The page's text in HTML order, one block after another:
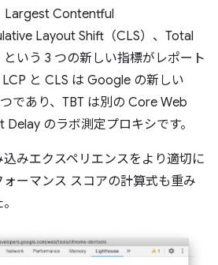
Largest Contentful
Layout Shift（CLS）、Total
いう 3 つの新しい指標がレポート
と CLS は Google の新しい
であり、TBT は別の Core Web
のラボ測定プロキシです。
みエクスペリエンスをより適切に
ーマンス スコアの計算式も重み